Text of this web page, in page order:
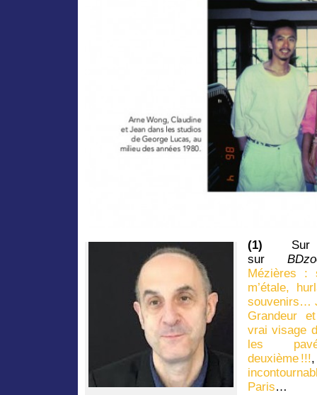
(1)
sur
Mézières :
m’étale,
souvenirs…
Grandeur
vrai visage
les
deuxième !!!
Paris…